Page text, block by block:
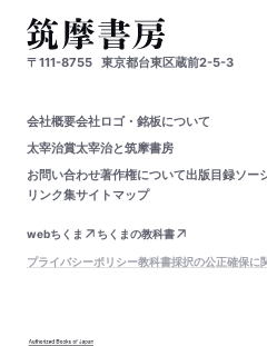
〒111-8755 東京都台東区蔵前2-5-3
会社概要会社ロゴ・銘板について
太宰治賞太宰治と筑摩書房
お問い合わせ著作権について出版目録ソー
リンク集サイトマップ
webちくま
ちくまの教科書
プライバシーポリシー教科書採択の公正確保に